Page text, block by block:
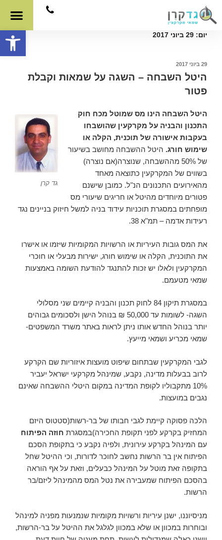
פתח יום: 29 ביוני 2017
29 ביוני 2017
היטל השבחה – השגה על שמאות וקבלת
פטור
גד קרן
היטל השבחה הינו מס שמוטל מכח חוק
התכנון והבניה על מקרקעין שהושבחו
בעקבות אישורה של תוכנית, הקלה או
שימוש חורג. היטל ההשבחה מחושב בשיעור
של 50% מההשבחה, שנוצרה(אם נוצרה)
בשווים של המקרקעין כתוצאה מאחד
מהאירועים התכנונים הנ"ל. כמובן שישנם
פטורים מיוחדים מהיטל או חריגים שיעורי מס
מופחתים במסגרת תוכניות עידוד בניה למשל חיזוק בניינים נגד
רעידות אדמה – תמ"א 38.
את המס גובות העיריות או הרשויות המקומיות שיזמו או אישרו
את התוכנית, הקלה או שימוש חורג, ישירות מבעלי או חוכרי
המקרקעין ולאלו יש זכות להתנגד להודעת השומה באמצעות
שמאי מטעמם.
במסגרת תיקון 84 לחוק תכנון והבניה קיימים שני מסלולי
השגה- לשומות עד 50,000 ₪ בנוהל הישן ולסכומים גבוהים
יותר בנוהל החדש אותו ניתן לראות באתר משרד המשפטים-
שמאי מכריע ושמאי מייעץ.
לגבי המקרקעין שבתחום שיפוט מועצות איזוריות שם הקרקע
לרוב בבעלות מדינה, נקבע, שמינהל מקרקעי ישראל יעביר
10% מתקבוליו לקופת המדינה במקום היטלי ההשבחה שאינם
נגבים במועצות.
הלכה פסוקה קיימת לגבי חבותו של בר-רשות(סטטוס היזם
המחזיק בקרקע לפני תקופת החכירה)במסגרת חוזה הפיתוח
עם המינהל בקרקע עירונית, ולפיה נקבע כי בתקופת הסכם
הפיתוח אין בר הרשות נחשב לחוכר לדורות, וכי ההיטל שחל
בתקופה זאת מוטל על המינהל כבעלים, וזאת על אף הוראה
בהסכם הפיתוח שמעבירה את נטל המס מהמינהל ליזם/בר
הרשות.
מניסיוננו, ישנן עיריות ורשויות מקומיות שנמנעות מפניה למינהל
ובוחרות במכוון או שלא במכוון לגלגל את ההיטל על בר-הרשות,